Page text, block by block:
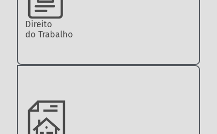
Direito
do Trabalho